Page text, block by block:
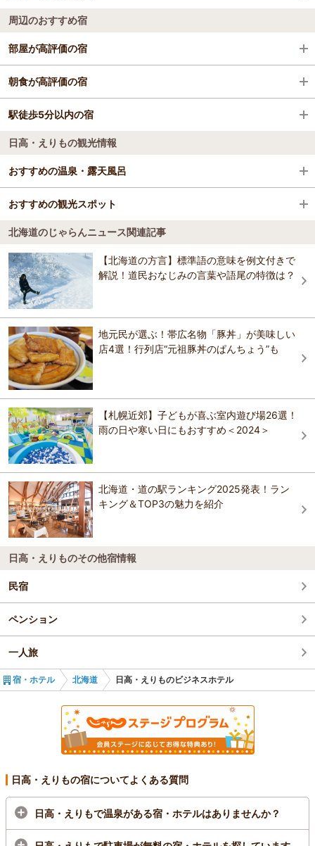
札幌
ニセコ・ルスツ
洞爺・登別・苫小牧
函館・大沼・松前
稚内・留萌
旭川・層雲峡
富良野・美瑛・トマム
釧路・阿寒・根室・川湯・屈斜路
石狩・空知・千歳
帯広・十勝
離島（利尻・礼文・天売・焼尻）
周辺のおすすめ宿
部屋が高評価の宿
定山渓ビューホテル（グランベルホテルズ＆リゾー
札幌プリンスホテル
スーパーホテル札幌・すすきの 天然温泉 空沼の
湯
第一滝本館
ＪＲイン函館
ニューオータニイン札幌
HOTEL&SPA センチュリーマリーナ函館
ＧＡＲＤＥＮＳ ＣＡＢＩＮ（ガーデンズキャビ
ン）
湯の川プリンスホテル 渚亭
朝食が高評価の宿
定山渓ビューホテル（グランベルホテルズ＆リゾー
札幌プリンスホテル
スーパーホテル札幌・すすきの 天然温泉 空沼の
湯
第一滝本館
ＪＲイン函館
ニューオータニイン札幌
HOTEL&SPA センチュリーマリーナ函館
ＧＡＲＤＥＮＳ ＣＡＢＩＮ（ガーデンズキャビ
ン）
湯の川プリンスホテル 渚亭
駅徒歩5分以内の宿
札幌プリンスホテル
スーパーホテル札幌・すすきの 天然温泉 空沼の
湯
ＪＲイン函館
ニューオータニイン札幌
HOTEL&SPA センチュリーマリーナ函館
ＧＡＲＤＥＮＳ ＣＡＢＩＮ（ガーデンズキャビ
ン）
ホテルニューバジェット札幌
レンブラントスタイル札幌
ホテルアクシアイン札幌すすきの
クインテッサホテル札幌
日高・えりもの観光情報
おすすめの温泉・露天風呂
日高支庁の温泉
日高町・平取町・新冠町・浦河町・様似町・えりも町・新ひだか町の7
市町村からなる。多くのサラブレットを輩出してきた馬産地であるほ
か、桜の名所100選に選定された二十間道路桜並木や、ゼニガタアザラ
シの生息地である「襟裳岬」がある。また、南側は太平洋に面してお
り、魚介も多くとれる。
おすすめの観光スポット
にいかっぷホロシリ乗馬クラブ
4.5
にいかっぷホロシリ乗馬クラブは、日本有数の馬産地である北海道の
新冠（にいかっぷ）に位置する乗馬クラブです。 馬産地らしく在籍す
る馬のほとんどが競馬で活躍していた元競走馬のサラブレッド！ 初め
て馬に乗る方でも、インストラクターの指導のもと、森の中への本格
的なホーストレッキングを楽しんでいただけますよ！
おすすめの観光スポットガイドを見る
北海道のじゃらんニュース関連記事
【北海道の方言】標準語の意味を例文付きで
解説！道民おなじみの言葉や語尾の特徴は？
地元民が選ぶ！帯広名物「豚丼」が美味しい
店4選！行列店“元祖豚丼のぱんちょう”も
【札幌近郊】子どもが喜ぶ室内遊び場26選！
雨の日や寒い日にもおすすめ＜2024＞
北海道・道の駅ランキング2025発表！ラン
キング＆TOP3の魅力を紹介
日高・えりものその他宿情報
民宿
ペンション
一人旅
宿・ホテル 北海道 日高・えりものビジネスホテル
日高・えりもの宿についてよくある質問
日高・えりもで温泉がある宿・ホテルはありませんか？